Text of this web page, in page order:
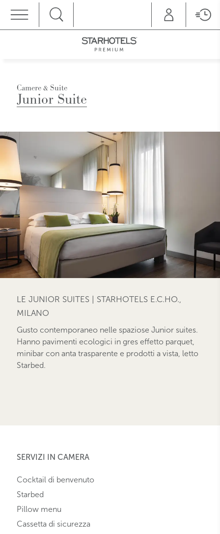
Camere & Suite
Junior Suite
LE JUNIOR SUITES | STARHOTELS E.C.HO.,
MILANO
Gusto contemporaneo nelle spaziose Junior suites.
Hanno pavimenti ecologici in gres effetto parquet,
minibar con anta trasparente e prodotti a vista, letto
Starbed.
SERVIZI IN CAMERA
Cocktail di benvenuto
Starbed
Pillow menu
Cassetta di sicurezza